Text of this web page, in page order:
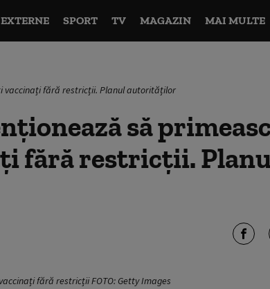
EXTERNE SPORT TV MAGAZIN MAI MULTE
vaccinați fără restricții. Planul autorităților
să
fără restricții.
fără restricții FOTO: Getty Images